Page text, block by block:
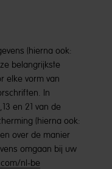
(hierna ook:
belangrijkste
elke vorm van
In
en 21 van de
(hierna ook:
over de manier
omgaan bij uw
nl-be